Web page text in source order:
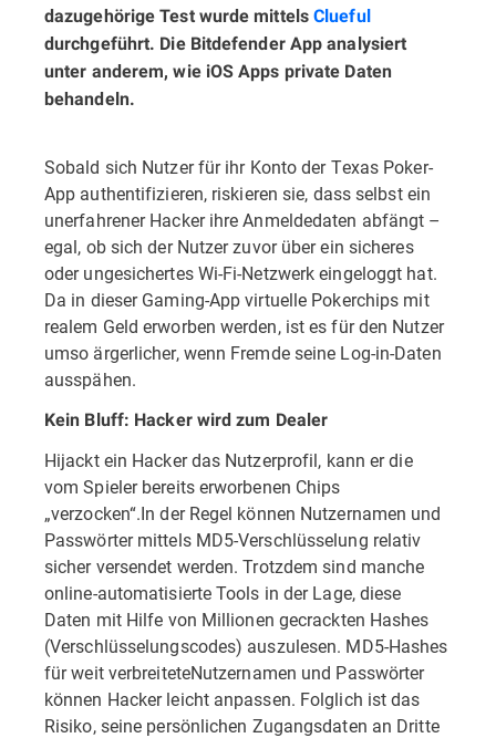
dazugehörige Test wurde mittelsClueful
durchgeführt. Die Bitdefender App analysiert
unter anderem, wie iOS Apps private Daten
behandeln.
Sobald sich Nutzer für ihr Konto der Texas Poker-
App authentifizieren, riskieren sie, dass selbst ein
unerfahrener Hacker ihre Anmeldedaten abfängt –
egal, ob sich der Nutzer zuvor über ein sicheres
oder ungesichertes Wi-Fi-Netzwerk eingeloggt hat.
Da in dieser Gaming-App virtuelle Pokerchips mit
realem Geld erworben werden, ist es für den Nutzer
umso ärgerlicher, wenn Fremde seine Log-in-Daten
ausspähen.
Kein Bluff: Hacker wird zum Dealer
Hijackt ein Hacker das Nutzerprofil, kann er die
vom Spieler bereits erworbenen Chips
„verzocken“.In der Regel können Nutzernamen und
Passwörter mittels MD5-Verschlüsselung relativ
sicher versendet werden. Trotzdem sind manche
online-automatisierte Tools in der Lage, diese
Daten mit Hilfe von Millionen gecrackten Hashes
(Verschlüsselungscodes) auszulesen. MD5-Hashes
für weit verbreiteteNutzernamen und Passwörter
können Hacker leicht anpassen. Folglich ist das
Risiko, seine persönlichen Zugangsdaten an Dritte